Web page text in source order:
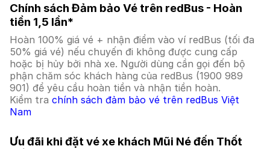
Chính sách Đảm bảo Vé trên redBus - Hoàn
tiền 1,5 lần*
Hoàn 100% giá vé + nhận điểm vào ví redBus (tối đa
50% giá vé) nếu chuyến đi không được cung cấp
hoặc bị hủy bởi nhà xe. Người dùng cần gọi đến bộ
phận chăm sóc khách hàng của redBus (1900 989
901) để yêu cầu hoàn tiền và nhận tiền hoàn.
Kiểm tra chính sách đảm bảo vé trên redBus Việt
Nam
Ưu đãi khi đặt vé xe khách Mũi Né đến Thốt